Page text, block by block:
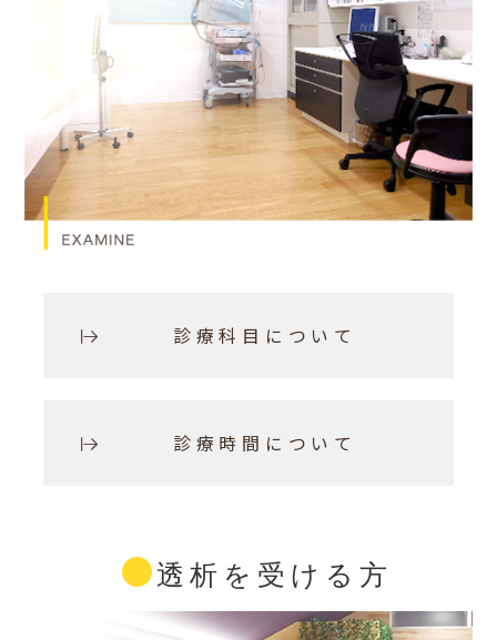
診療科目について
診療時間について
透析を受ける方